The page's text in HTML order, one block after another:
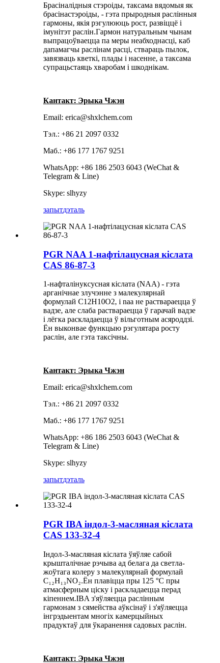
Брасіналідныя стэроіды, таксама вядомыя як
брасінастэроіды, - гэта прыродныя раслінныя
гармоны, якія рэгулююць рост, развіццё і
імунітэт раслін.Гармон натуральным чынам
выпрацоўваецца па меры неабходнасці, каб
дапамагчы раслінам расці, ствараць пылок,
завязваць кветкі, плады і насенне, а таксама
супрацьстаяць хваробам і шкоднікам.
Кантакт: Эрыка Чжэн
Email: erica@shxlchem.com
Тэл.: +86 21 2097 0332
Маб.: +86 177 1767 9251
WhatsApp: +86 186 2503 6043 (WeChat &
Telegram & Line)
Skype: slhyzy
запытдэталь
PGR NAA 1-нафтілацусная кіслата
CAS 86-87-3
1-нафталінуксусная кіслата (NAA) - гэта
арганічнае злучэнне з малекулярнай
формулай C12H10O2, і naa не раствараецца ў
вадзе, але слаба раствараецца ў гарачай вадзе
і лёгка раскладаецца ў вільготным асяроддзі.
Ён выконвае функцыю рэгулятара росту
раслін, але гэта таксічны.
Кантакт: Эрыка Чжэн
Email: erica@shxlchem.com
Тэл.: +86 21 2097 0332
Маб.: +86 177 1767 9251
WhatsApp: +86 186 2503 6043 (WeChat &
Telegram & Line)
Skype: slhyzy
запытдэталь
PGR IBA індол-3-масляная кіслата
CAS 133-32-4
Індол-3-масляная кіслата ўяўляе сабой
крышталічнае рэчыва ад белага да светла-
жоўтага колеру з малекулярнай формулай
C₁₂H₁₃NO₂.Ён плавіцца пры 125 °C пры
атмасферным ціску і раскладаецца перад
кіпеннем.IBA з'яўляецца раслінным
гармонам з сямейства аўксінаў і з'яўляецца
інгрэдыентам многіх камерцыйных
прадуктаў для ўкаранення садовых раслін.
Кантакт: Эрыка Чжэн